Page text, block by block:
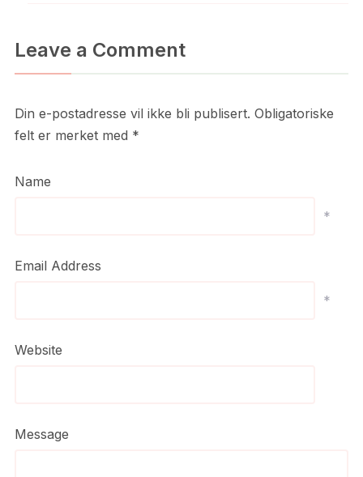
Leave a Comment
Din e-postadresse vil ikke bli publisert. Obligatoriske
felt er merket med *
Name
*
Email Address
*
Website
Message